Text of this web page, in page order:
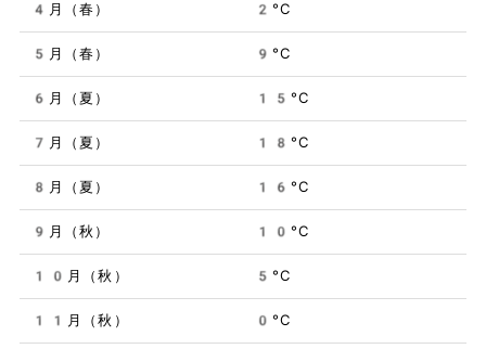
4月（春） 2°C
5月（春） 9°C
6月（夏） 15°C
7月（夏） 18°C
8月（夏） 16°C
9月（秋） 10°C
10月（秋） 5°C
11月（秋） 0°C